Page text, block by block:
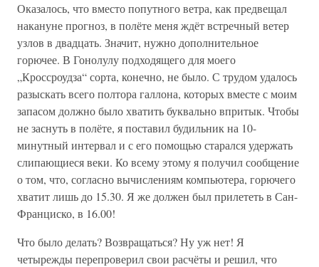
Оказалось, что вместо попутного ветра, как предвещал
накануне прогноз, в полёте меня ждёт встречный ветер
узлов в двадцать. Значит, нужно дополнительное
горючее. В Гонолулу подходящего для моего
„Кроссроудза“ сорта, конечно, не было. С трудом удалось
разыскать всего полтора галлона, которых вместе с моим
запасом должно было хватить буквально впритык. Чтобы
не заснуть в полёте, я поставил будильник на 10-
минутный интервал и с его помощью старался удержать
слипающиеся веки. Ко всему этому я получил сообщение
о том, что, согласно вычислениям компьютера, горючего
хватит лишь до 15.30. Я же должен был прилететь в Сан-
Франциско, в 16.00!
Что было делать? Возвращаться? Ну уж нет! Я
четырежды перепроверил свои расчёты и решил, что